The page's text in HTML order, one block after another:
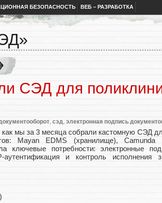
БЕЗОПАСНОСТЬ ВЕБ – РАЗРАБОТКА
СЭД для
сэд электронная подпись
как мы за 3 месяца собрали кастомную СЭД
Mayan EDMS (хранилище),
ключевые потребности: электронные
аутентификация и контроль